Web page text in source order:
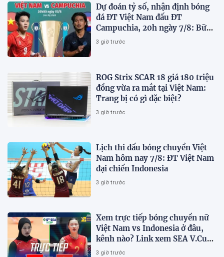
Dự đoán tỷ số, nhận định bóng
đá ĐT Việt Nam đấu ĐT
Campuchia, 20h ngày 7/8: Bữa
tiệc bàn thắng tại Mỹ Đình
3 giờ trước
ROG Strix SCAR 18 giá 180 triệu
đồng vừa ra mắt tại Việt Nam:
Trang bị có gì đặc biệt?
3 giờ trước
Lịch thi đấu bóng chuyền Việt
Nam hôm nay 7/8: ĐT Việt Nam
đại chiến Indonesia
3 giờ trước
Xem trực tiếp bóng chuyền nữ
Việt Nam vs Indonesia ở đâu,
kênh nào? Link xem SEA V.Cup
2026 mới nhất
3 giờ trước